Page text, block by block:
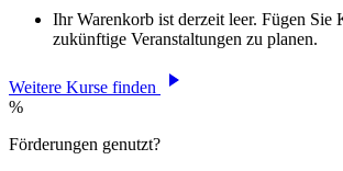
Ihr Warenkorb ist derzeit leer. Fügen Sie
zukünftige Veranstaltungen zu planen.
Weitere Kurse finden
%
Förderungen genutzt?